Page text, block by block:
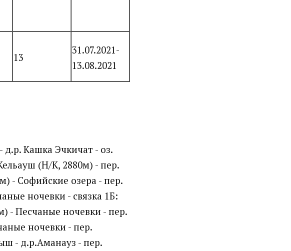
13
31.07.2021-
13.08.2021
д.р. Кашка Эчкичат - оз.
(Н/К, 2880м) - пер.
- Софийские озера - пер.
ночевки - связка 1Б:
- Песчаные ночевки - пер.
ночевки - пер.
- д.р.Аманауз - пер.